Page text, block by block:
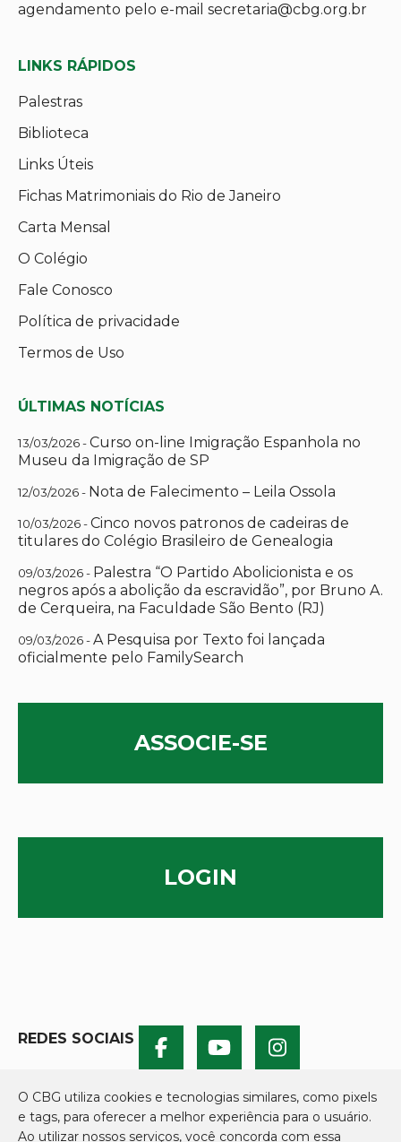
agendamento pelo e-mail secretaria@cbg.org.br
LINKS RÁPIDOS
Palestras
Biblioteca
Links Úteis
Fichas Matrimoniais do Rio de Janeiro
Carta Mensal
O Colégio
Fale Conosco
Política de privacidade
Termos de Uso
ÚLTIMAS NOTÍCIAS
13/03/2026 -Curso on-line Imigração Espanhola no
Museu da Imigração de SP
12/03/2026 - Nota de Falecimento – Leila Ossola
10/03/2026 -Cinco novos patronos de cadeiras de
titulares do Colégio Brasileiro de Genealogia
09/03/2026 - Palestra “O Partido Abolicionista e os
negros após a abolição da escravidão”, por Bruno A.
de Cerqueira, na Faculdade São Bento (RJ)
09/03/2026 -A Pesquisa por Texto foi lançada
oficialmente pelo FamilySearch
ASSOCIE-SE
LOGIN
REDES SOCIAIS
O CBG utiliza cookies e tecnologias similares, como pixels
e tags, para oferecer a melhor experiência para o usuário.
Ao utilizar nossos serviços, você concorda com essa